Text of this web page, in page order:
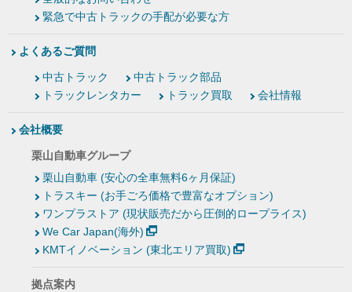
緊急で中古トラックの手配が必要な方
よくあるご質問
中古トラック
中古トラック部品
トラックレンタカー
トラック買取 会社情報
会社概要
栗山自動車グループ
栗山自動車 (安心の全車無料6ヶ月保証)
トラスキー (お手ごろ価格で豊富なオプション)
ワンプラストア (現状販売だから圧倒的ロープライス)
We Car Japan(海外)
KMTイノベーション (東北エリア買取)
拠点案内